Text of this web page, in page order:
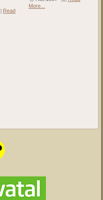
Read
More...